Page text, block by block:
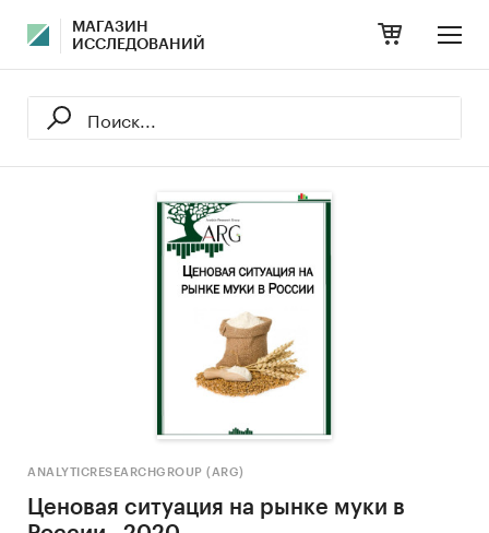
МАГАЗИН
ИССЛЕДОВАНИЙ
ANALYTICRESEARCHGROUP (ARG)
Ценовая ситуация на рынке муки в